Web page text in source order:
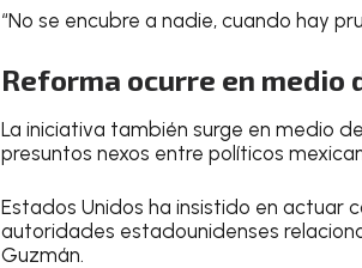
“No se encubre a nadie, cuando hay
Reforma ocurre en medio
La iniciativa también surge en medio
presuntos nexos entre políticos
Estados Unidos ha insistido en actuar
autoridades estadounidenses
Guzmán.